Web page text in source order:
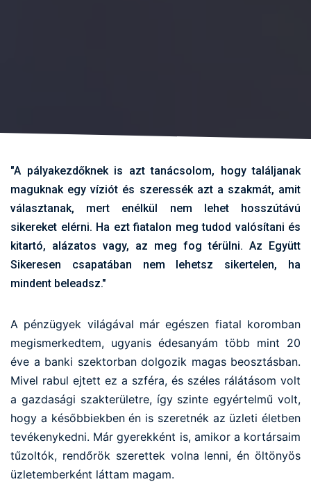
"A pályakezdőknek is azt tanácsolom, hogy találjanak
maguknak egy víziót és szeressék azt a szakmát, amit
választanak, mert enélkül nem lehet hosszútávú
sikereket elérni. Ha ezt fiatalon meg tudod valósítani és
kitartó, alázatos vagy, az meg fog térülni. Az Együtt
Sikeresen csapatában nem lehetsz sikertelen, ha
mindent beleadsz."
A pénzügyek világával már egészen fiatal koromban
megismerkedtem, ugyanis édesanyám több mint 20
éve a banki szektorban dolgozik magas beosztásban.
Mivel rabul ejtett ez a szféra, és széles rálátásom volt
a gazdasági szakterületre, így szinte egyértelmű volt,
hogy a későbbiekben én is szeretnék az üzleti életben
tevékenykedni. Már gyerekként is, amikor a kortársaim
tűzoltók, rendőrök szerettek volna lenni, én öltönyös
üzletemberként láttam magam.